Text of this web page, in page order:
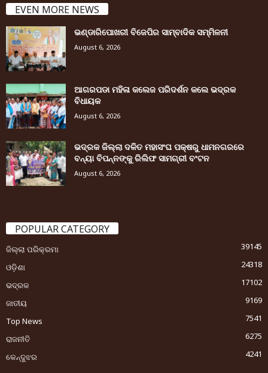
EVEN MORE NEWS
ଭଣ୍ଡାରିପୋଖରୀ ବିଜେପିର ସାମ୍ବାଦିକ ସମ୍ମିଳନୀ
August 6, 2026
ଆଗରପଡା ମହିଳା କଲେଜ ପରିଦର୍ଶନ କଲେ ଭଦ୍ରକ
ବିଧାୟକ
August 6, 2026
ଭଦ୍ରକ ଜିଲ୍ଲା ଦଳିତ ମହାସଂଘ ପକ୍ଷରୁ ଧାମନଗରରେ
ବନ୍ୟା ବିପନ୍ନଙ୍କୁ ରିଲିଫ ସାମଗ୍ରୀ ବଂଟନ
August 6, 2026
POPULAR CATEGORY
ଜିଲ୍ଲା ପରିକ୍ରମା
39145
ଓଡ଼ିଶା
24318
ଭଦ୍ରକ
17102
ଜାତୀୟ
9169
Top News
7541
ରାଜନୀତି
6275
କେନ୍ଦୁଝର
4241